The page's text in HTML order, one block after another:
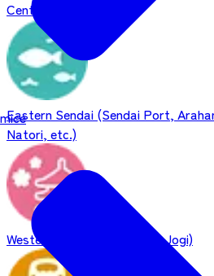
mice
Central Sendai
Eastern Sendai (Sendai Port,
Natori, etc.)
Western Sendai (Sakunami, Jogi)